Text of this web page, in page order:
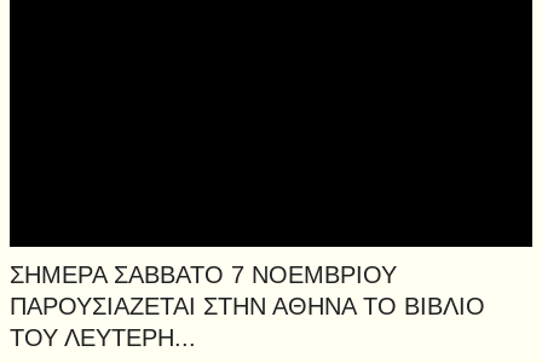
ΣΗΜΕΡΑ ΣΑΒΒΑΤΟ 7 ΝΟΕΜΒΡΙΟΥ
ΠΑΡΟΥΣΙΑΖΕΤΑΙ ΣΤΗΝ ΑΘΗΝΑ ΤΟ ΒΙΒΛΙΟ
ΤΟΥ ΛΕΥΤΕΡΗ...